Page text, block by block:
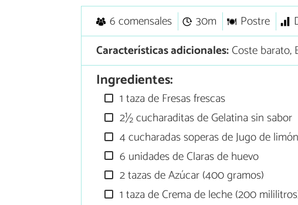
6 comensales 30m Postre
Características adicionales:Coste barato,
Ingredientes:
1 taza de Fresas frescas
2½ cucharaditas de Gelatina sin sabor
4 cucharadas soperas de Jugo de limón
6 unidades de Claras de huevo
2 tazas de Azúcar (400 gramos)
1 taza de Crema de leche (200